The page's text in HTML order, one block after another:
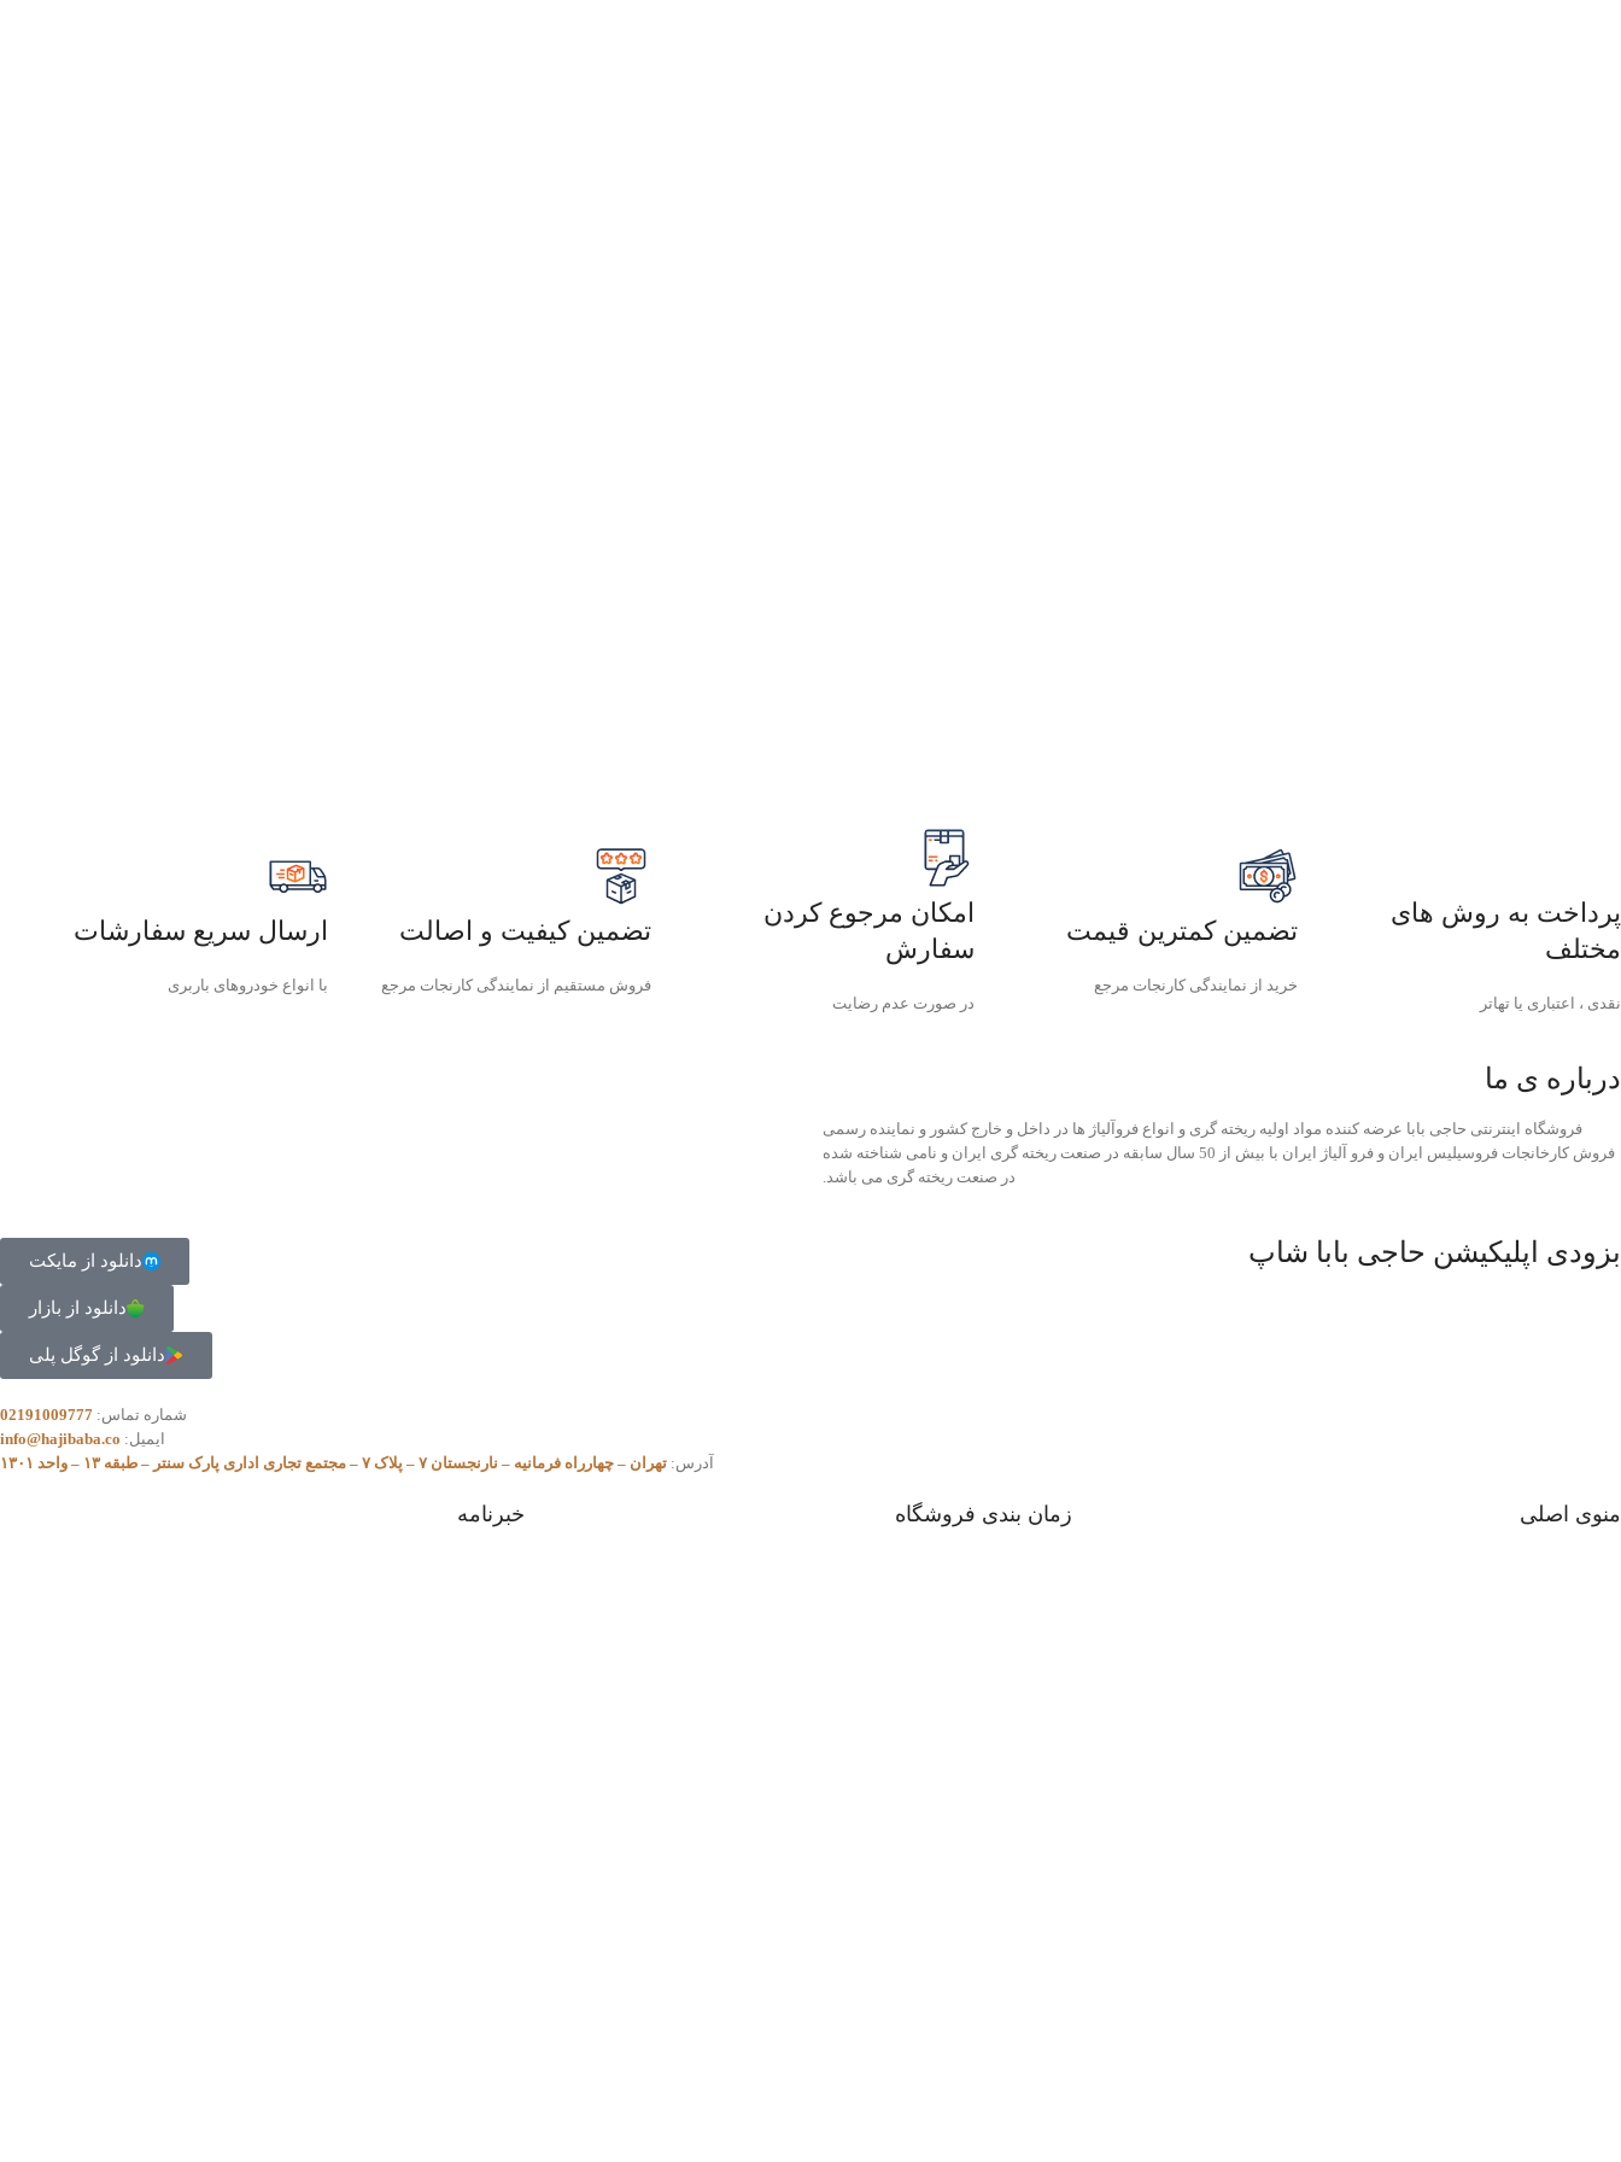
پرداخت به روش های
مختلف
نقدی ، اعتباری یا تهاتر
تضمین کمترین قیمت
خرید از نمایندگی کارنجات مرجع
امکان مرجوع کردن
سفارش
در صورت عدم رضایت
تضمین کیفیت و اصالت
فروش مستقیم از نمایندگی کارنجات مرجع
ارسال سریع سفارشات
با انواع خودروهای باربری
درباره ی ما
فروشگاه اینترنتی حاجی بابا عرضه کننده مواد اولیه ریخته گری و انواع فروآلیاژ ها در داخل و خارج کشور و نماینده رسمی
فروش کارخانجات فروسیلیس ایران و فرو آلیاژ ایران با بیش از 50 سال سابقه در صنعت ریخته گری ایران و نامی شناخته شده
در صنعت ریخته گری می باشد.
بزودی اپلیکیشن حاجی بابا شاپ دانلود از مایکت
دانلود از بازار
دانلود از گوگل پلی
شماره تماس: 02191009777
ایمیل: info@hajibaba.co
آدرس: تهران – چهارراه فرمانیه – نارنجستان ۷ – پلاک ۷ – مجتمع تجاری اداری پارک سنتر – طبقه ۱۳ – واحد ۱۳۰۱
منوی اصلی زمان بندی فروشگاه خبرنامه